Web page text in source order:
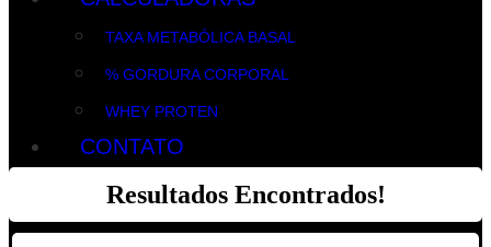
TAXA METABÓLICA BASAL
% GORDURA CORPORAL
WHEY PROTEN
CONTATO
Resultados Encontrados!